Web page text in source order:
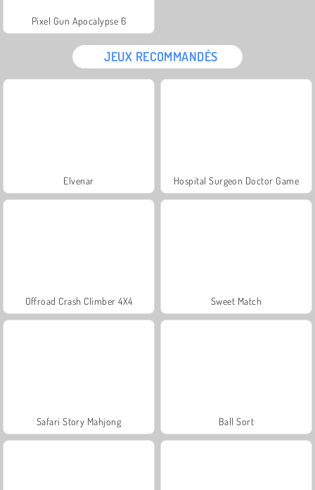
Pixel Gun Apocalypse 6
JEUX RECOMMANDÉS
Elvenar Hospital Surgeon Doctor Game
Offroad Crash Climber 4X4 Sweet Match
Safari Story Mahjong Ball Sort